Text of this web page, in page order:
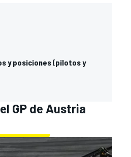
y posiciones (pilotos y
GP de Austria